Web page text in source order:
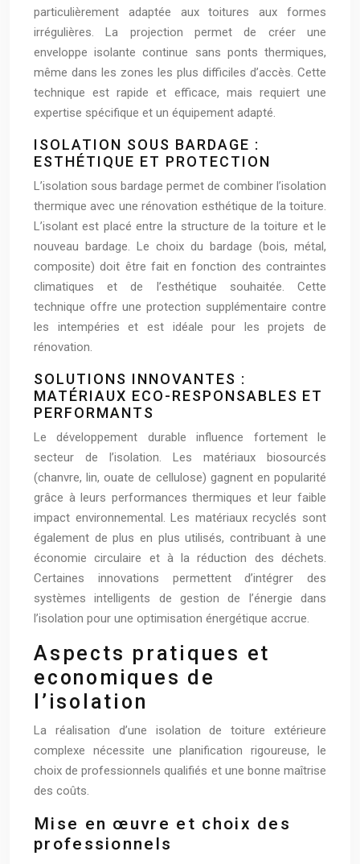
particulièrement adaptée aux toitures aux formes
irrégulières. La projection permet de créer une
enveloppe isolante continue sans ponts thermiques,
même dans les zones les plus difficiles d’accès. Cette
technique est rapide et efficace, mais requiert une
expertise spécifique et un équipement adapté.
ISOLATION SOUS BARDAGE :
ESTHÉTIQUE ET PROTECTION
L’isolation sous bardage permet de combiner l’isolation
thermique avec une rénovation esthétique de la toiture.
L’isolant est placé entre la structure de la toiture et le
nouveau bardage. Le choix du bardage (bois, métal,
composite) doit être fait en fonction des contraintes
climatiques et de l’esthétique souhaitée. Cette
technique offre une protection supplémentaire contre
les intempéries et est idéale pour les projets de
rénovation.
SOLUTIONS INNOVANTES :
MATÉRIAUX ECO-RESPONSABLES ET
PERFORMANTS
Le développement durable influence fortement le
secteur de l’isolation. Les matériaux biosourcés
(chanvre, lin, ouate de cellulose) gagnent en popularité
grâce à leurs performances thermiques et leur faible
impact environnemental. Les matériaux recyclés sont
également de plus en plus utilisés, contribuant à une
économie circulaire et à la réduction des déchets.
Certaines innovations permettent d’intégrer des
systèmes intelligents de gestion de l’énergie dans
l’isolation pour une optimisation énergétique accrue.
Aspects pratiques et
economiques de
l’isolation
La réalisation d’une isolation de toiture extérieure
complexe nécessite une planification rigoureuse, le
choix de professionnels qualifiés et une bonne maîtrise
des coûts.
Mise en œuvre et choix des
professionnels